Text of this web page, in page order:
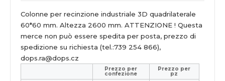
Colonne per recinzione industriale 3D quadrilaterale
60*60 mm. Altezza 2600 mm. ATTENZIONE ! Questa
merce non può essere spedita per posta, prezzo di
spedizione su richiesta (tel.:739 254 866),
dops.ra@dops.cz
Prezzo per
confezione
Prezzo per
pz